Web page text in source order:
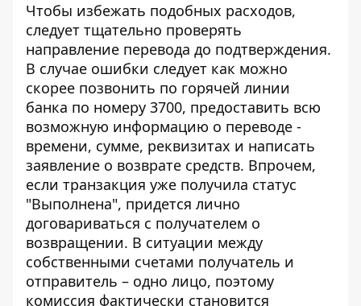
Чтобы избежать подобных расходов,
следует тщательно проверять
направление перевода до подтверждения.
В случае ошибки следует как можно
скорее позвонить по горячей линии
банка по номеру 3700, предоставить всю
возможную информацию о переводе -
времени, сумме, реквизитах и ​​написать
заявление о возврате средств. Впрочем,
если транзакция уже получила статус
"Выполнена", придется лично
договариваться с получателем о
возвращении. В ситуации между
собственными счетами получатель и
отправитель – одно лицо, поэтому
комиссия фактически становится